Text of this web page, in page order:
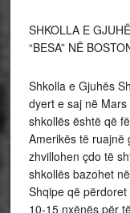
SHKOLLA E
“BESA” NË
Shkolla e Gjuhës
dyert e saj në
shkollës është që
Amerikës të ruajnë
zhvillohen çdo të
shkollës bazohet
Shqipe që
10-15 nxënës për